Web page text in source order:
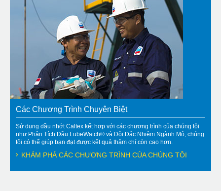
Các Chương Trình Chuyên Biệt
Sử dụng dầu nhớt Caltex kết hợp với các chương trình của chúng tôi
như Phân Tích Dầu LubeWatch® và Đội Đặc Nhiệm Ngành Mỏ, chúng
tôi có thể giúp bạn đạt được kết quả thậm chí còn cao hơn.
KHÁM PHÁ CÁC CHƯƠNG TRÌNH CỦA CHÚNG TÔI